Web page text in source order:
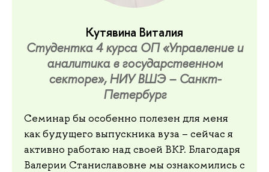
Кутявина Виталия
Студентка 4 курса ОП «Управление и
аналитика в государственном
секторе», НИУ ВШЭ – Санкт-
Петербург
Семинар бы особенно полезен для меня
как будущего выпускника вуза – сейчас я
активно работаю над своей ВКР. Благодаря
Валерии Станиславовне мы ознакомились с